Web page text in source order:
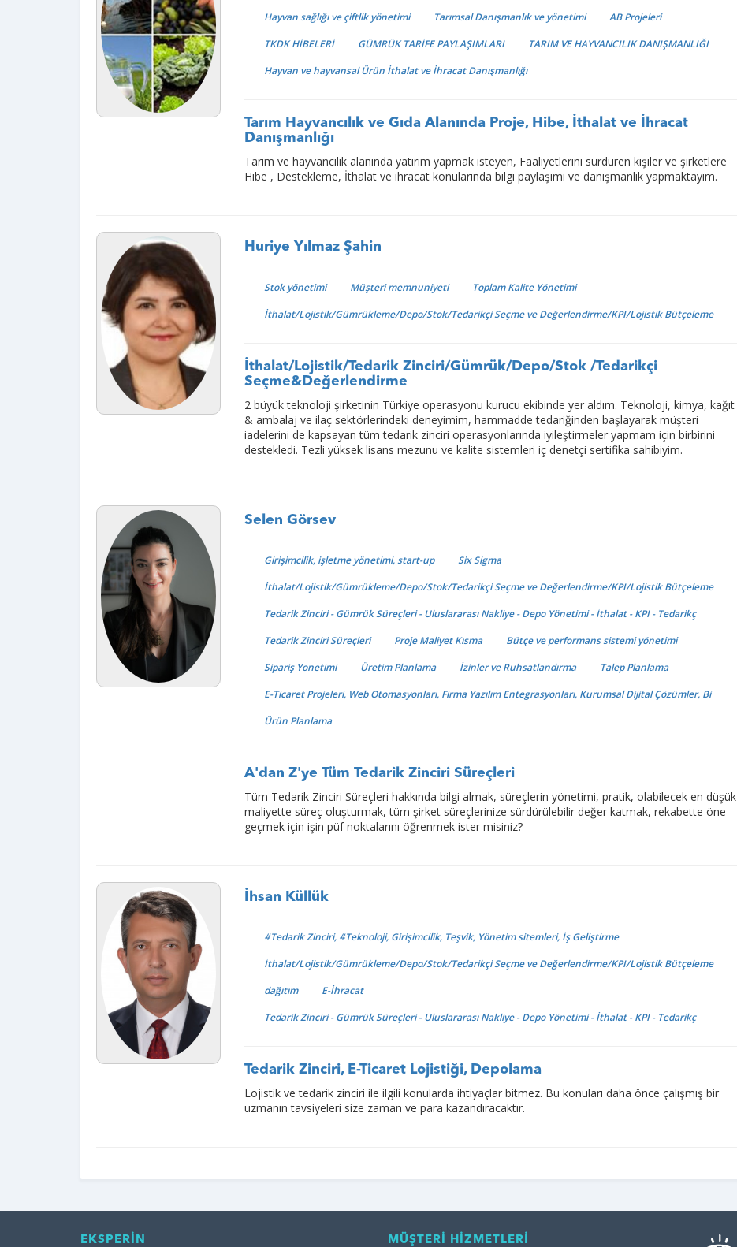
Hayvan sağlığı ve çiftlik yönetimi
Tarımsal Danışmanlık ve yönetimi
AB Projeleri
TKDK HİBELERİ
GÜMRÜK TARİFE PAYLAŞIMLARI
TARIM VE HAYVANCILIK DANIŞMANLIĞI
Hayvan ve hayvansal Ürün İthalat ve İhracat Danışmanlığı
Tarım Hayvancılık ve Gıda Alanında Proje, Hibe, İthalat ve İhracat
Danışmanlığı
Tarım ve hayvancılık alanında yatırım yapmak isteyen, Faaliyetlerini sürdüren kişiler ve şirketlere
Hibe , Destekleme, İthalat ve ihracat konularında bilgi paylaşımı ve danışmanlık yapmaktayım.
Huriye Yılmaz Şahin
Stok yönetimi Müşteri memnuniyeti
Toplam Kalite Yönetimi
İthalat/Lojistik/Gümrükleme/Depo/Stok/Tedarikçi Seçme ve Değerlendirme/KPI/Lojistik Bütçeleme
İthalat/Lojistik/Tedarik Zinciri/Gümrük/Depo/Stok /Tedarikçi
Seçme&Değerlendirme
2 büyük teknoloji şirketinin Türkiye operasyonu kurucu ekibinde yer aldım. Teknoloji, kimya, kağıt
& ambalaj ve ilaç sektörlerindeki deneyimim, hammadde tedariğinden başlayarak müşteri
iadelerini de kapsayan tüm tedarik zinciri operasyonlarında iyileştirmeler yapmam için birbirini
destekledi. Tezli yüksek lisans mezunu ve kalite sistemleri iç denetçi sertifika sahibiyim.
Selen Görsev
Girişimcilik, işletme yönetimi, start-up
Six Sigma
İthalat/Lojistik/Gümrükleme/Depo/Stok/Tedarikçi Seçme ve Değerlendirme/KPI/Lojistik Bütçeleme
Tedarik Zinciri - Gümrük Süreçleri - Uluslararası Nakliye - Depo Yönetimi - İthalat - KPI - Tedarikç
Tedarik Zinciri Süreçleri
Proje Maliyet Kısma
Bütçe ve performans sistemi yönetimi
Sipariş Yonetimi
Üretim Planlama İzinler ve Ruhsatlandırma
Talep Planlama
E-Ticaret Projeleri, Web Otomasyonları, Firma Yazılım Entegrasyonları, Kurumsal Dijital Çözümler, Bi
Ürün Planlama
A'dan Z'ye Tüm Tedarik Zinciri Süreçleri
Tüm Tedarik Zinciri Süreçleri hakkında bilgi almak, süreçlerin yönetimi, pratik, olabilecek en düşük
maliyette süreç oluşturmak, tüm şirket süreçlerinize sürdürülebilir değer katmak, rekabette öne
geçmek için işin püf noktalarını öğrenmek ister misiniz?
İhsan Küllük
#Tedarik Zinciri, #Teknoloji, Girişimcilik, Teşvik, Yönetim sitemleri, İş Geliştirme
İthalat/Lojistik/Gümrükleme/Depo/Stok/Tedarikçi Seçme ve Değerlendirme/KPI/Lojistik Bütçeleme
dağıtım
E-İhracat
Tedarik Zinciri - Gümrük Süreçleri - Uluslararası Nakliye - Depo Yönetimi - İthalat - KPI - Tedarikç
Tedarik Zinciri, E-Ticaret Lojistiği, Depolama
Lojistik ve tedarik zinciri ile ilgili konularda ihtiyaçlar bitmez. Bu konuları daha önce çalışmış bir
uzmanın tavsiyeleri size zaman ve para kazandıracaktır.
EKSPERİN MÜŞTERİ HİZMETLERİ